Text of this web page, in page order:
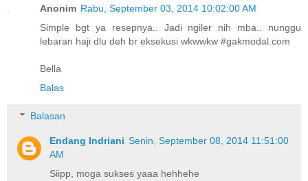
Anonim Rabu, September 03, 2014 10:02:00 AM
Simple bgt ya resepnya.. Jadi ngiler nih mba.. nunggu
lebaran haji dlu deh br eksekusi wkwwkw #gakmodal.com
Bella
Balas
Balasan
Endang Indriani Senin, September 08, 2014 11:51:00
AM
Siipp, moga sukses yaaa hehhehe